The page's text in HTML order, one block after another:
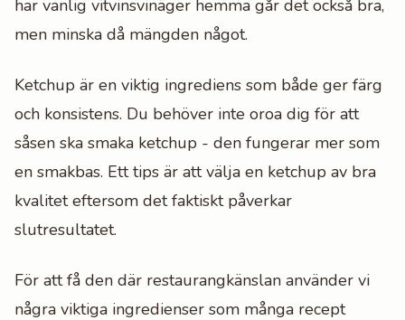
har vanlig vitvinsvinäger hemma går det också bra,
men minska då mängden något.
Ketchup är en viktig ingrediens som både ger färg
och konsistens. Du behöver inte oroa dig för att
såsen ska smaka ketchup - den fungerar mer som
en smakbas. Ett tips är att välja en ketchup av bra
kvalitet eftersom det faktiskt påverkar
slutresultatet.
För att få den där restaurangkänslan använder vi
några viktiga ingredienser som många recept